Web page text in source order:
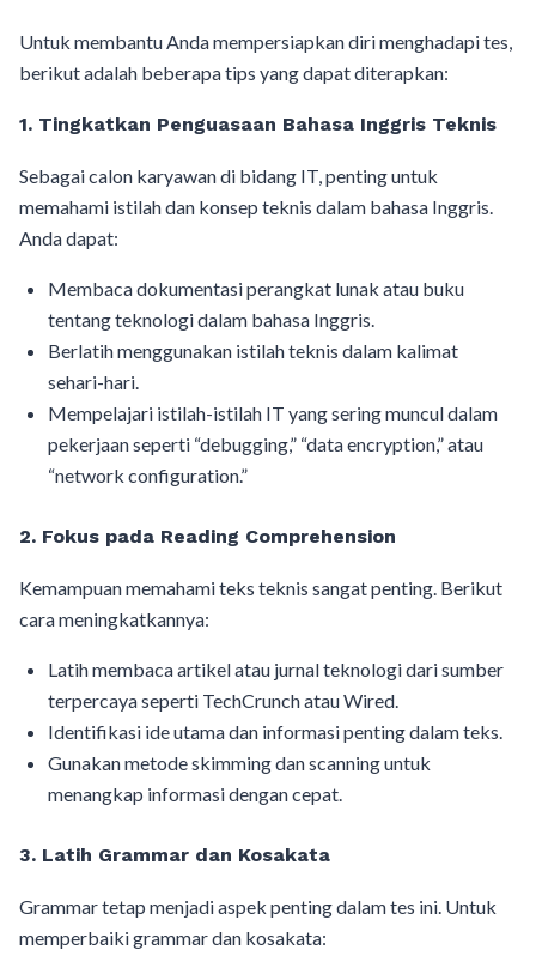
Untuk membantu Anda mempersiapkan diri menghadapi tes,
berikut adalah beberapa tips yang dapat diterapkan:
1. Tingkatkan Penguasaan Bahasa Inggris Teknis
Sebagai calon karyawan di bidang IT, penting untuk
memahami istilah dan konsep teknis dalam bahasa Inggris.
Anda dapat:
Membaca dokumentasi perangkat lunak atau buku
tentang teknologi dalam bahasa Inggris.
Berlatih menggunakan istilah teknis dalam kalimat
sehari-hari.
Mempelajari istilah-istilah IT yang sering muncul dalam
pekerjaan seperti “debugging,” “data encryption,” atau
“network configuration.”
2. Fokus pada Reading Comprehension
Kemampuan memahami teks teknis sangat penting. Berikut
cara meningkatkannya:
Latih membaca artikel atau jurnal teknologi dari sumber
terpercaya seperti TechCrunch atau Wired.
Identifikasi ide utama dan informasi penting dalam teks.
Gunakan metode skimming dan scanning untuk
menangkap informasi dengan cepat.
3. Latih Grammar dan Kosakata
Grammar tetap menjadi aspek penting dalam tes ini. Untuk
memperbaiki grammar dan kosakata: